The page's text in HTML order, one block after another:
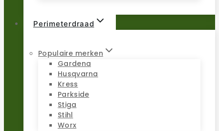
Perimeterdraad
Populaire merken
Gardena
Husqvarna
Kress
Parkside
Stiga
Stihl
Worx